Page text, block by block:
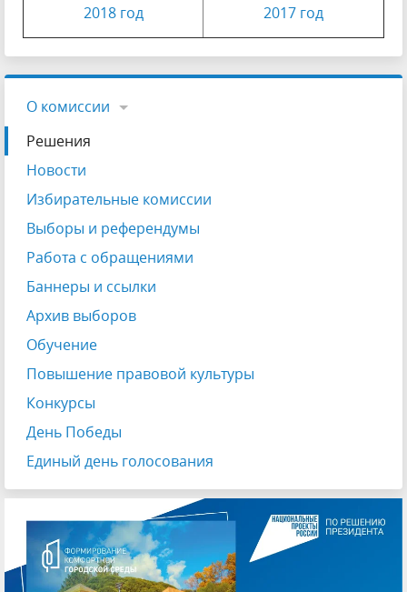
2018 год 2017 год
О комиссии
Решения
Новости
Избирательные комиссии
Выборы и референдумы
Работа с обращениями
Баннеры и ссылки
Архив выборов
Обучение
Повышение правовой культуры
Конкурсы
День Победы
Единый день голосования